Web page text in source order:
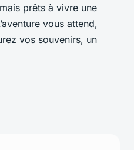
prêts à vivre une
vous attend,
vos souvenirs, un